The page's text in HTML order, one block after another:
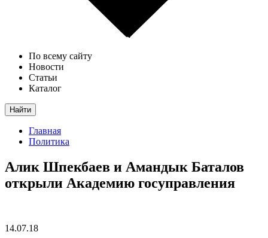
По всему сайту
Новости
Статьи
Каталог
Найти
Главная
Политика
Алик Шпекбаев и Амандык Баталов
открыли Академию госуправления
14.07.18